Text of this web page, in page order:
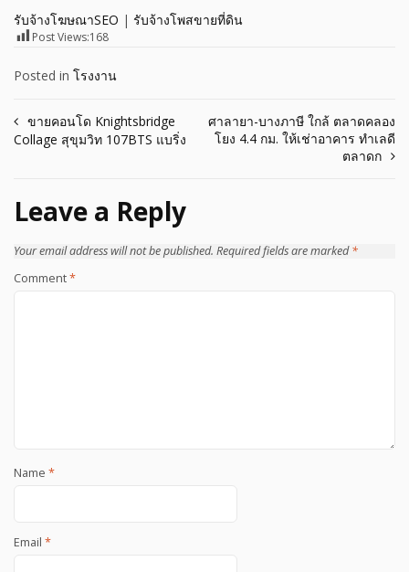
รับจ้างโฆษณาSEO | รับจ้างโพสขายที่ดิน
Post Views:168
Posted in โรงงาน
Post
navigation
ขายคอนโด Knightsbridge
Collage สุขุมวิท 107BTS แบริ่ง
ศาลายา-บางภาษี ใกล้ ตลาดคลอง
โยง 4.4 กม. ให้เช่าอาคาร ทำเลดี
ตลาดก
Leave a Reply
Your email address will not be published. Required fields are marked*
Comment*
Name *
Email *